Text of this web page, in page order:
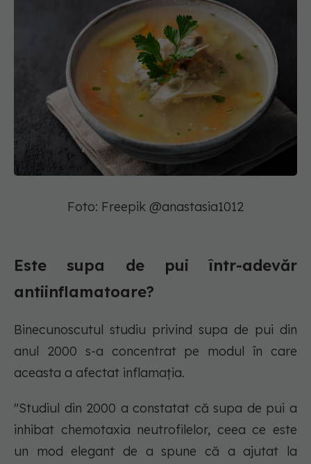
Foto: Freepik @anastasia1012
Este supa de pui într-adevăr
antiinflamatoare?
Binecunoscutul studiu privind supa de pui din
anul 2000 s-a concentrat pe modul în care
aceasta a afectat inflamația.
"Studiul din 2000 a constatat că supa de pui a
inhibat chemotaxia neutrofilelor, ceea ce este
un mod elegant de a spune că a ajutat la